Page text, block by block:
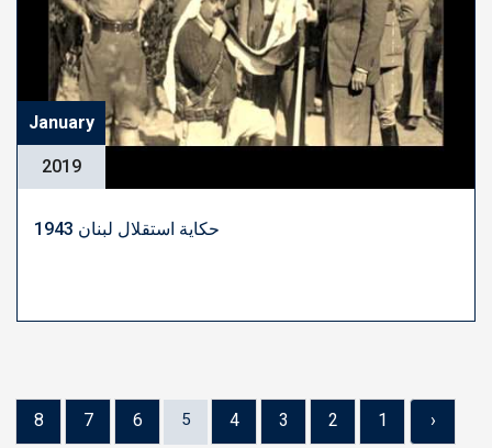
January
2019
حكاية استقلال لبنان 1943
‹
1
2
3
4
5
6
7
8